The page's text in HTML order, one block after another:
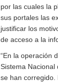
por las cuales la
sus portales las
justificar los
de acceso a la
“En la operación
Sistema Nacional
se han corregido.